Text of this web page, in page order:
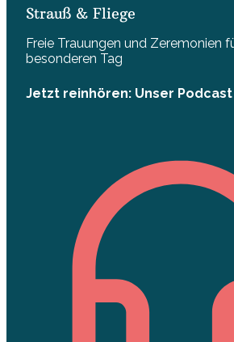
Strauß & Fliege
Freie Trauungen und Zeremonien
besonderen Tag
Jetzt reinhören: Unser